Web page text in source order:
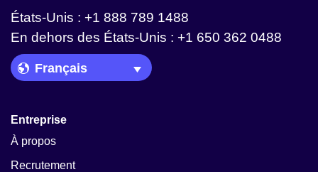
États-Unis : +1 888 789 1488
En dehors des États-Unis : +1 650 362 0488
Language Picker
Entreprise
À propos
Recrutement